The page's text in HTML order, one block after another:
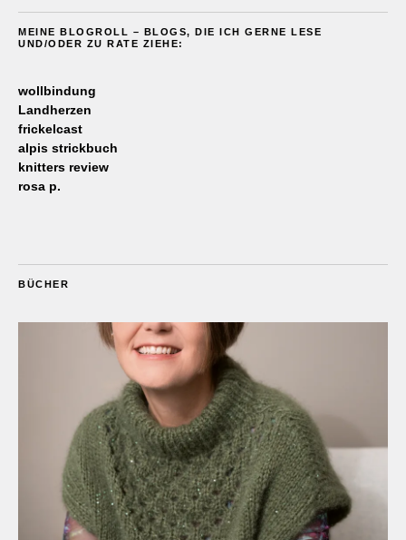
MEINE BLOGROLL – BLOGS, DIE ICH GERNE LESE
UND/ODER ZU RATE ZIEHE:
wollbindung
Landherzen
frickelcast
alpis strickbuch
knitters review
rosa p.
BÜCHER